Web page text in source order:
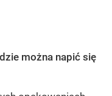
można napić się